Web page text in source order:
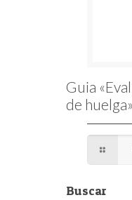
Guia
de huelga»
Buscar